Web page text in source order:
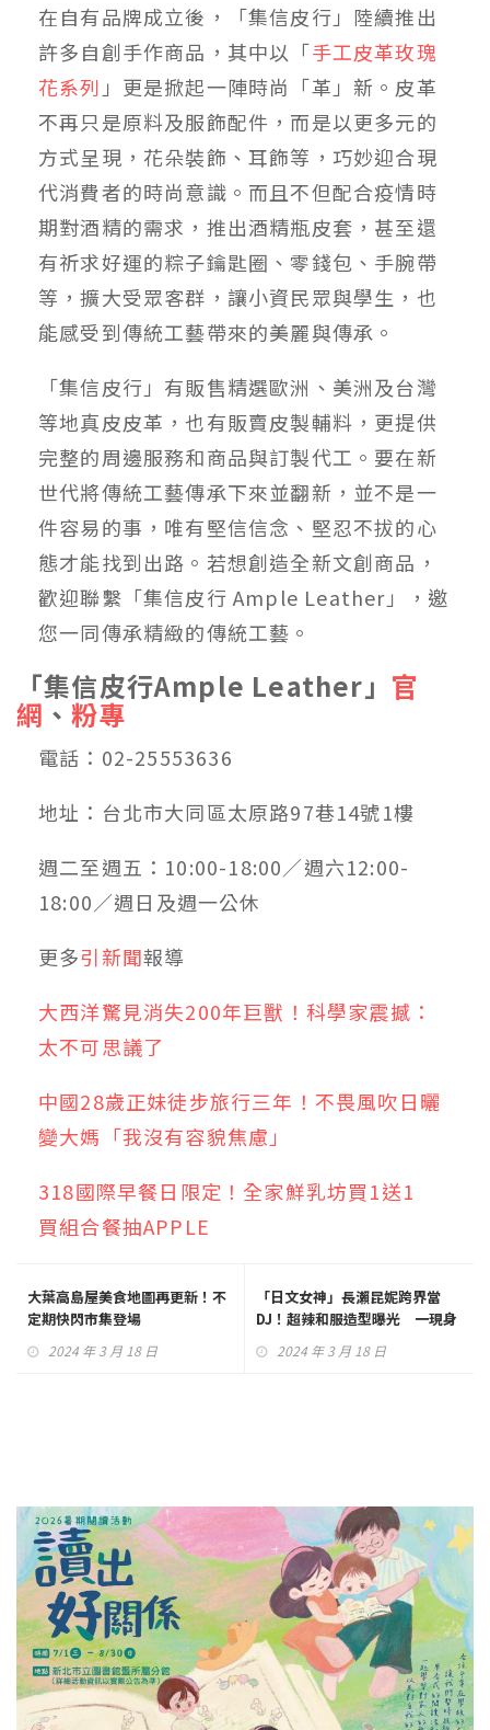
在自有品牌成立後，「集信皮行」陸續推出
許多自創手作商品，其中以「手工皮革玫瑰
花系列 」更是掀起一陣時尚「革」新。皮革
不再只是原料及服飾配件，而是以更多元的
方式呈現，花朵裝飾、耳飾等，巧妙迎合現
代消費者的時尚意識。而且不但配合疫情時
期對酒精的需求，推出酒精瓶皮套，甚至還
有祈求好運的粽子鑰匙圈、零錢包、手腕帶
等，擴大受眾客群，讓小資民眾與學生，也
能感受到傳統工藝帶來的美麗與傳承。
「集信皮行」有販售精選歐洲、美洲及台灣
等地真皮皮革，也有販賣皮製輔料，更提供
完整的周邊服務和商品與訂製代工。要在新
世代將傳統工藝傳承下來並翻新，並不是一
件容易的事，唯有堅信信念、堅忍不拔的心
態才能找到出路。若想創造全新文創商品，
歡迎聯繫「集信皮行 Ample Leather」，邀
您一同傳承精緻的傳統工藝。
「集信皮行Ample Leather」 官
網 、粉專
電話：02-25553636
地址：台北市大同區太原路97巷14號1樓
週二至週五：10:00-18:00／週六12:00-
18:00／週日及週一公休
更多引新聞報導
大西洋驚見消失200年巨獸！科學家震撼：
太不可思議了
中國28歲正妹徒步旅行三年！不畏風吹日曬
變大媽「我沒有容貌焦慮」
318國際早餐日限定！全家鮮乳坊買1送1
買組合餐抽APPLE
大葉高島屋美食地圖再更新！不
定期快閃市集登場
2024 年 3 月 18 日
「日文女神」長瀨昆妮跨界當
DJ！超辣和服造型曝光 一現身
2024 年 3 月 18 日